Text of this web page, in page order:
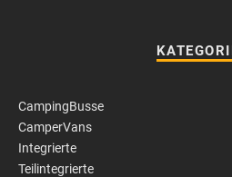
CampingBusse
CamperVans
Integrierte
Teilintegrierte